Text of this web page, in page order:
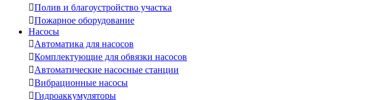
Полив и благоустройство участка
Пожарное оборудование
Насосы
Автоматика для насосов
Комплектующие для обвязки насосов
Автоматические насосные станции
Вибрационные насосы
Гидроаккумуляторы